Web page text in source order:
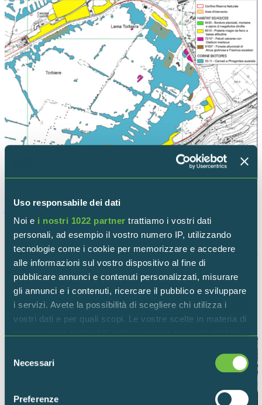
Uso responsabile dei dati
Noi e i nostri 1022 partner trattiamo i vostri dati
personali, ad esempio il vostro numero IP, utilizzando
tecnologie come i cookie per memorizzare e accedere
alle informazioni sul vostro dispositivo al fine di
pubblicare annunci e contenuti personalizzati, misurare
gli annunci e i contenuti, ricercare il pubblico e sviluppare
i servizi. Avete la possibilità di scegliere chi utilizza i
vostri dati e per quali scopi. Le vostre scelte in materia di
modificare o revocare il proprio consenso in qualsiasi
momento dalla Dichiarazione sui cookie o facendo clic
delNecessari
Preferenze
Torna indietro
ALTRI PROGETTI